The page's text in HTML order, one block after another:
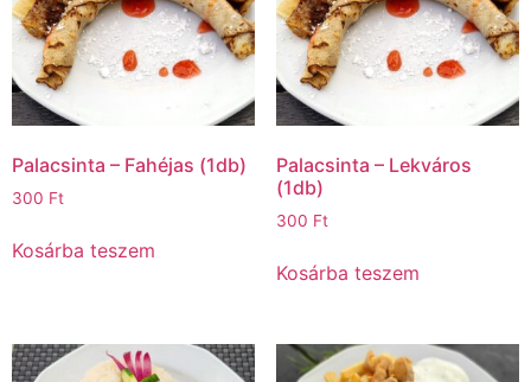
Palacsinta – Fahéjas (1db)
300 Ft
Kosárba teszem
Palacsinta – Lekváros
(1db)
300 Ft
Kosárba teszem